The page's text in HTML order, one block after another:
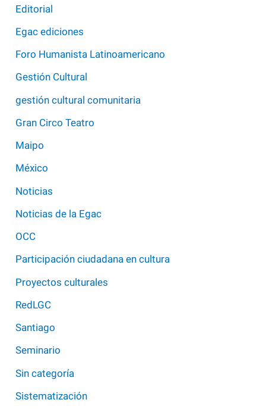
Editorial
Egac ediciones
Foro Humanista Latinoamericano
Gestión Cultural
gestión cultural comunitaria
Gran Circo Teatro
Maipo
México
Noticias
Noticias de la Egac
OCC
Participación ciudadana en cultura
Proyectos culturales
RedLGC
Santiago
Seminario
Sin categoría
Sistematización